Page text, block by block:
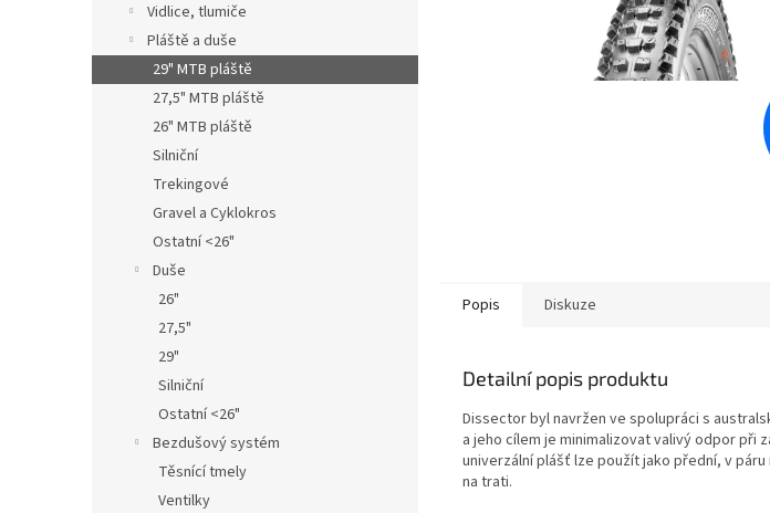
e
l
Vidlice, tlumiče
Pláště a duše
29" MTB pláště
27,5" MTB pláště
26" MTB pláště
Silniční
Trekingové
Gravel a Cyklokros
Ostatní <26"
Duše
26"
27,5"
29"
Silniční
Ostatní <26"
Bezdušový systém
Těsnící tmely
Ventilky
Popis Diskuze
Detailní popis produktu
Dissector byl navržen ve spolupráci s
a jeho cílem je minimalizovat valivý odpor při
univerzální plášť lze použít jako přední, v
na trati.